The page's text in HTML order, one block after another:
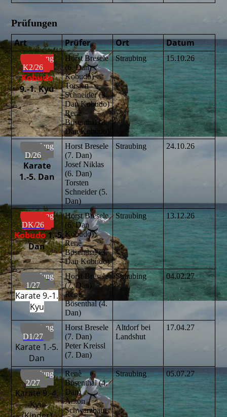
Prüfungen
Art
Prüfer Ort Datum
Prüfung
K2/26
Kobudo
9.-1. Kyu
Horst Bresele
(6. Dan
Kobudo)
Torsten
Schneider (3.
Dan Kobudo)
Renè
Bösenthal (3.
Dan Kobudo)
Straubing 15.10.26
Prüfung
D/26
Karate
1.-5. Dan
Horst Bresele
(7. Dan)
Josef Niklas
(6. Dan)
Torsten
Schneider (5.
Dan)
Straubing 24.10.26
Prüfung
DK/26
Kobudo1.-5.
Dan
Horst Bresele
(6. Dan
Kobudo)
Renè
Bösenthal (3.
Dan Kobudo)
Straubing 13.12.26
Prüfung
1/27
Karate 9.-1.
Kyu
Horst Bresele
(7. Dan)
Renè
Bösenthal (4.
Dan)
Straubing 04.02.27
Prüfung
D1/27
Karate 1.-5.
Dan
Horst Bresele
(7. Dan)
Peter Kreissl
(7. Dan)
Altdorf bei
Landshut
17.04.27
Prüfung
2/27
Karate 9.-4.
Kyu
Renè
Bösenthal (4.
Dan)
Anton
Schwarzbauer
Straubing 05.07.27